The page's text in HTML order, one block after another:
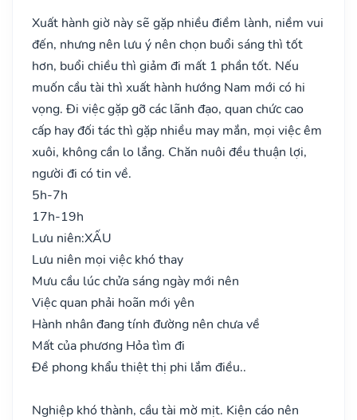
Xuất hành giờ này sẽ gặp nhiều điềm lành, niềm vui
đến, nhưng nên lưu ý nên chọn buổi sáng thì tốt
hơn, buổi chiều thì giảm đi mất 1 phần tốt. Nếu
muốn cầu tài thì xuất hành hướng Nam mới có hi
vọng. Đi việc gặp gỡ các lãnh đạo, quan chức cao
cấp hay đối tác thì gặp nhiều may mắn, mọi việc êm
xuôi, không cần lo lắng. Chăn nuôi đều thuận lợi,
người đi có tin về.
5h-7h
17h-19h
Lưu niên:XẤU
Lưu niên mọi việc khó thay
Mưu cầu lúc chửa sáng ngày mới nên
Việc quan phải hoãn mới yên
Hành nhân đang tính đường nên chưa về
Mất của phương Hỏa tìm đi
Đề phong khẩu thiệt thị phi lắm điều..
Nghiệp khó thành, cầu tài mờ mịt. Kiện cáo nên